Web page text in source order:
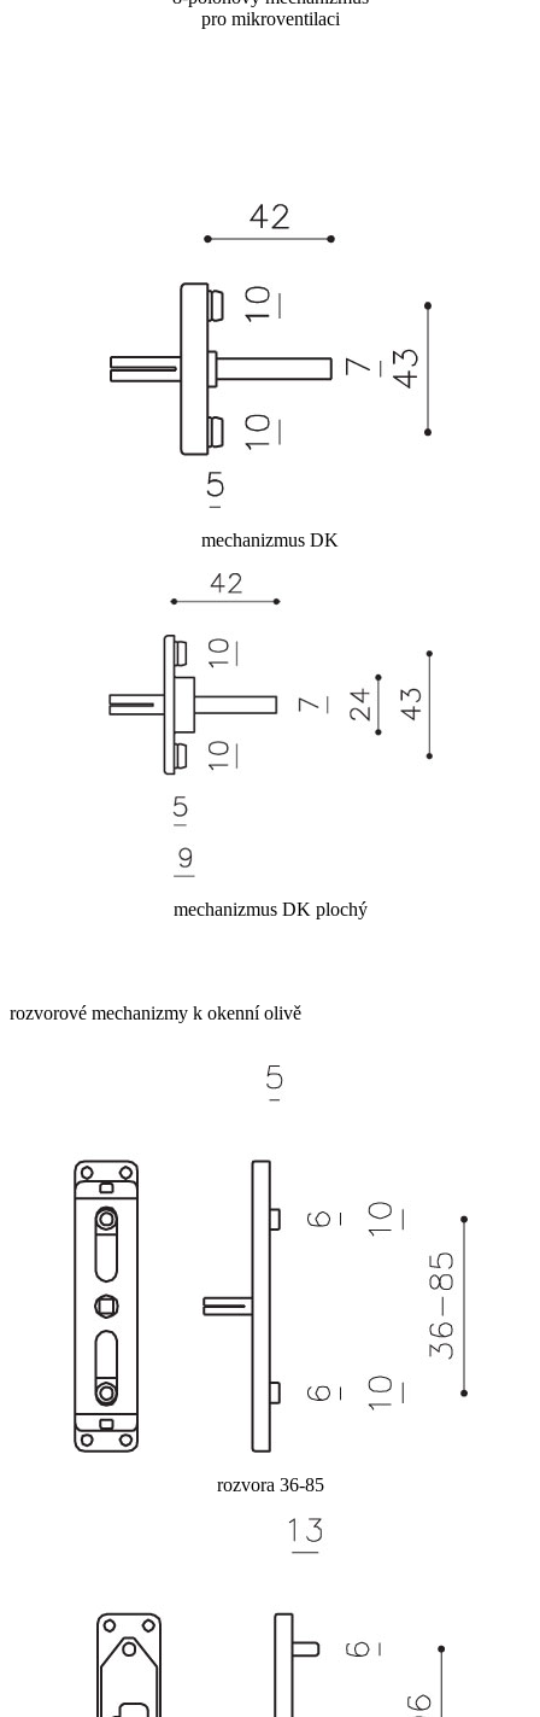
pro mikroventilaci
mechanizmus DK
mechanizmus DK plochý
rozvorové mechanizmy k okenní olivě
rozvora 36-85